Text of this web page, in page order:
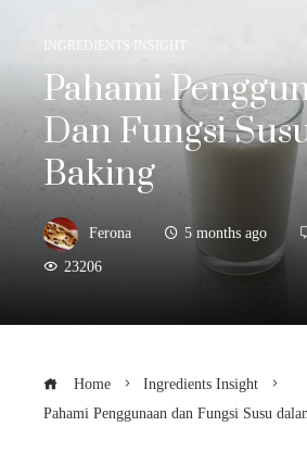
INGREDIENTS INSIGHT
Pahami
Dan Fungsi
Baking
Ferona 5 months ago
23206
Home
Ingredients Insight
Pahami Penggunaan dan Fungsi Susu